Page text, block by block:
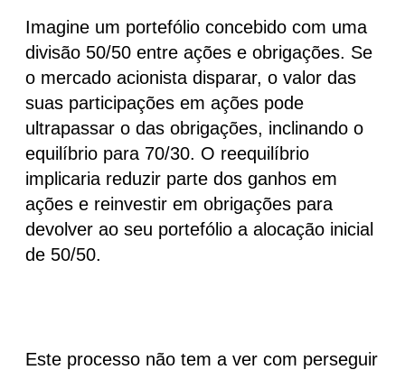
Imagine um portefólio concebido com uma
divisão 50/50 entre ações e obrigações. Se
o mercado acionista disparar, o valor das
suas participações em ações pode
ultrapassar o das obrigações, inclinando o
equilíbrio para 70/30. O reequilíbrio
implicaria reduzir parte dos ganhos em
ações e reinvestir em obrigações para
devolver ao seu portefólio a alocação inicial
de 50/50.
Este processo não tem a ver com perseguir